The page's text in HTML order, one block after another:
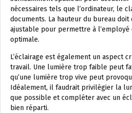
nécessaires tels que l’ordinateur, le
documents. La hauteur du bureau
ajustable pour permettre à l’employé
optimale.
L’éclairage est également un aspect
travail. Une lumière trop faible peut
qu’une lumière trop vive peut
Idéalement, il faudrait privilégier la
que possible et compléter avec un
bien réparti.